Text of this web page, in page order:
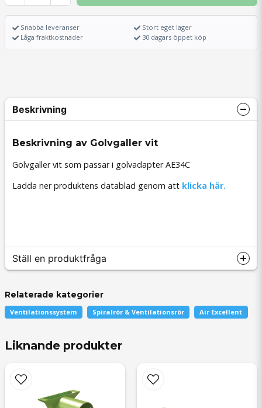
Snabba leveranser
Låga fraktkostnader
Stort eget lager
30 dagars öppet köp
Beskrivning
Beskrivning av Golvgaller vit
Golvgaller vit som passar i golvadapter AE34C
Ladda ner produktens datablad genom att klicka här.
Ställ en produktfråga
question
Namn
Relaterade kategorier
Ventilationssystem Spiralrör & Ventilationsrör Air Excellent
Liknande produkter